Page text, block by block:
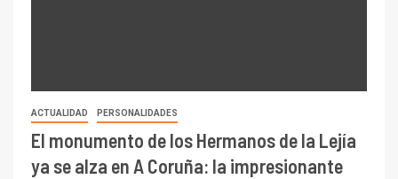
ACTUALIDAD PERSONALIDADES
El monumento de los Hermanos de la Lejía
ya se alza en A Coruña: la impresionante